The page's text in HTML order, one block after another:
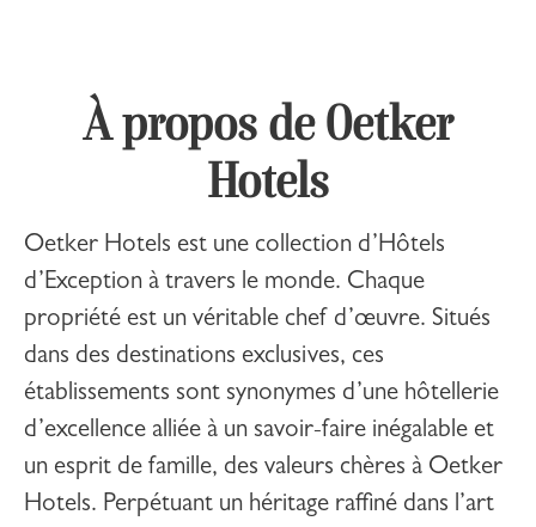
À propos de Oetker
Hotels
Oetker Hotels est une collection d’Hôtels
d’Exception à travers le monde. Chaque
propriété est un véritable chef d’œuvre. Situés
dans des destinations exclusives, ces
établissements sont synonymes d’une hôtellerie
d’excellence alliée à un savoir-faire inégalable et
un esprit de famille, des valeurs chères à Oetker
Hotels. Perpétuant un héritage raffiné dans l’art